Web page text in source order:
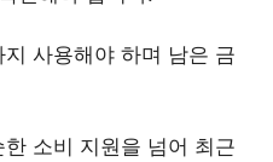
사용해야 하며 남은 금
소비 지원을 넘어 최근